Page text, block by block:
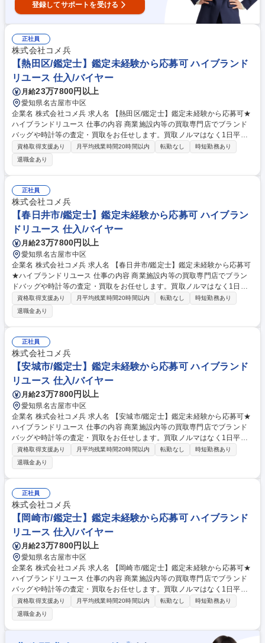
登録してサポートを受ける
正社員
株式会社コメ兵
【熱田区/鑑定士】鑑定未経験から応募可 ハイブランド
リユース 仕入/バイヤー
月給23万7800円以上
愛知県名古屋市中区
企業名 株式会社コメ兵 求人名 【熱田区/鑑定士】鑑定未経験から応募可★
ハイブランドリユース 仕事の内容 商業施設内等の買取専門店でブランド
バッグや時計等の査定・買取をお任せします。買取ノルマはなく1日平均5
組のため、AI等の遠隔サポートも頼りながら、数字に追われずお客様に寄
り添った丁寧な接客が可能です。 【仕事の流れ】■来店時の受付・接客対
応 ■商品の査定 ■査定金額の詳細説明 ■代金の支払/買取品のデータ入力 ■
電話対応（商品に関する問い合わせ） 【入社後】当社には、教育専門部署
があり、座学やロールプレイング等、テキストを用いて仕事の基礎・スキ
ルを1から学べる教育・研修を用意しています！研修後も協力体制のも
と、店舗に立つためご安心ください。 募集職種 【熱田区/鑑定士】鑑定未
経験から応募可★ハイブランドリユース
資格取得支援あり 月平均残業時間20時間以内 転勤なし
時短勤務あり
退職金あり
正社員
株式会社コメ兵
【春日井市/鑑定士】鑑定未経験から応募可 ハイブラン
ドリユース 仕入/バイヤー
月給23万7800円以上
愛知県名古屋市中区
企業名 株式会社コメ兵 求人名 【春日井市/鑑定士】鑑定未経験から応募可
★ハイブランドリユース 仕事の内容 商業施設内等の買取専門店でブラン
ドバッグや時計等の査定・買取をお任せします。買取ノルマはなく1日平
均5組のため、AI等の遠隔サポートも頼りながら、数字に追われずお客様
に寄り添った丁寧な接客が可能です。 【仕事の流れ】■来店時の受付・接
客対応 ■商品の査定 ■査定金額の詳細説明 ■代金の支払/買取品のデータ入
力 ■電話対応（商品に関する問い合わせ） 【入社後】当社には、教育専門
部署があり、座学やロールプレイング等、テキストを用いて仕事の基礎・
スキルを1から学べる教育・研修を用意しています！研修後も協力体制の
もと、店舗に立つためご安心ください。 募集職種 【春日井市/鑑定士】鑑
定未経験から応募可★ハイブランドリユース
資格取得支援あり 月平均残業時間20時間以内 転勤なし
時短勤務あり
退職金あり
正社員
株式会社コメ兵
【安城市/鑑定士】鑑定未経験から応募可 ハイブランド
リユース 仕入/バイヤー
月給23万7800円以上
愛知県名古屋市中区
企業名 株式会社コメ兵 求人名 【安城市/鑑定士】鑑定未経験から応募可★
ハイブランドリユース 仕事の内容 商業施設内等の買取専門店でブランド
バッグや時計等の査定・買取をお任せします。買取ノルマはなく1日平均5
組のため、AI等の遠隔サポートも頼りながら、数字に追われずお客様に寄
り添った丁寧な接客が可能です。 【仕事の流れ】■来店時の受付・接客対
応 ■商品の査定 ■査定金額の詳細説明 ■代金の支払/買取品のデータ入力 ■
電話対応（商品に関する問い合わせ） 【入社後】当社には、教育専門部署
があり、座学やロールプレイング等、テキストを用いて仕事の基礎・スキ
ルを1から学べる教育・研修を用意しています！研修後も協力体制のも
と、店舗に立つためご安心ください。 募集職種 【安城市/鑑定士】鑑定未
経験から応募可★ハイブランドリユース
資格取得支援あり 月平均残業時間20時間以内 転勤なし
時短勤務あり
退職金あり
正社員
株式会社コメ兵
【岡崎市/鑑定士】鑑定未経験から応募可 ハイブランド
リユース 仕入/バイヤー
月給23万7800円以上
愛知県名古屋市中区
企業名 株式会社コメ兵 求人名 【岡崎市/鑑定士】鑑定未経験から応募可★
ハイブランドリユース 仕事の内容 商業施設内等の買取専門店でブランド
バッグや時計等の査定・買取をお任せします。買取ノルマはなく1日平均5
組のため、AI等の遠隔サポートも頼りながら、数字に追われずお客様に寄
り添った丁寧な接客が可能です。 【仕事の流れ】■来店時の受付・接客対
応 ■商品の査定 ■査定金額の詳細説明 ■代金の支払/買取品のデータ入力 ■
電話対応（商品に関する問い合わせ） 【入社後】当社には、教育専門部署
資格取得支援あり 月平均残業時間20時間以内 転勤なし
時短勤務あり
退職金あり